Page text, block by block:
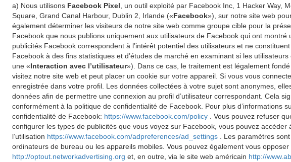
a) Nous utilisons Facebook Pixel , un outil exploité par Facebook Inc, 1 Hacker Way,
Square, Grand Canal Harbour, Dublin 2, Irlande («Facebook»), sur notre site web
également déterminer les visiteurs de notre site web comme groupe cible pour la
Facebook que nous publions uniquement aux utilisateurs de Facebook qui ont
publicités Facebook correspondent à l’intérêt potentiel des utilisateurs et ne
Facebook à des fins statistiques et d’études de marché en examinant si les
une «Interaction avec l’utilisateur»). Dans ce cas, le traitement est légalement
visitez notre site web et peut placer un cookie sur votre appareil. Si vous vous
enregistrée dans votre profil. Les données collectées à votre sujet sont anonymes,
données afin de permettre une connexion au profil d’utilisateur correspondant. Cela
conformément à la politique de confidentialité de Facebook. Pour plus d’informations
confidentialité de Facebook: https://www.facebook.com/policy
. Vous pouvez refuser
configurer les types de publicités que vous voyez sur Facebook, vous pouvez
l’utilisation https://www.facebook.com/adpreferences/ad_settings
. Les paramètres
ordinateurs de bureau ou les appareils mobiles. Vous pouvez également vous
http://optout.networkadvertising.org et, en outre, via le site web américain http://